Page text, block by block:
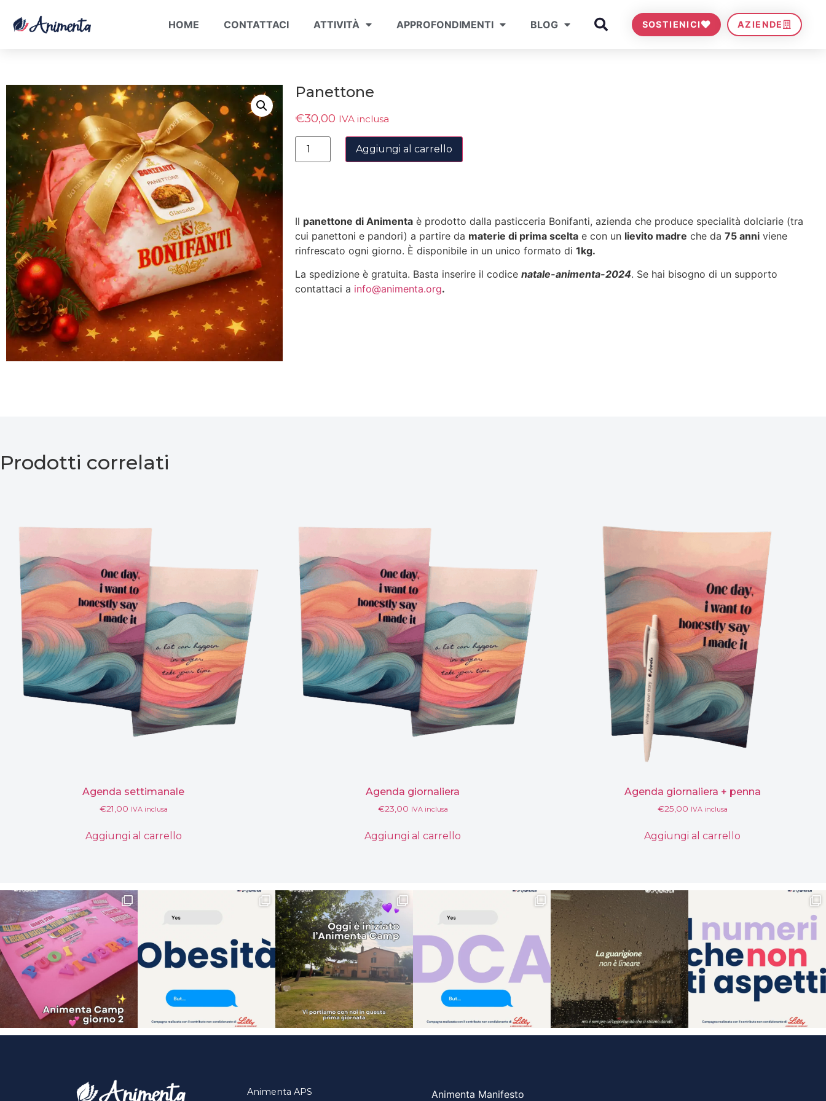
HOME CONTATTACI ATTIVITÀ APPROFONDIMENTI BLOG SOSTIENICI AZIENDE
Panettone
€30,00 IVA inclusa
Aggiungi al carrello
Il panettone di Animenta è prodotto dalla pasticceria Bonifanti, azienda che produce specialità dolciarie (tra
cui panettoni e pandori) a partire da materie di prima scelta e con un lievito madre che da75 anni viene
rinfrescato ogni giorno. È disponibile in un unico formato di1kg.
La spedizione è gratuita. Basta inserire il codicenatale-animenta-2024. Se hai bisogno di un supporto
contattaci a info@animenta.org.
Prodotti correlati
Agenda settimanale
€21,00 IVA inclusa
Aggiungi al carrello
Agenda giornaliera
€23,00 IVA inclusa
Aggiungi al carrello
Agenda giornaliera + penna
€25,00 IVA inclusa
Aggiungi al carrello
Animenta APS Animenta Manifesto